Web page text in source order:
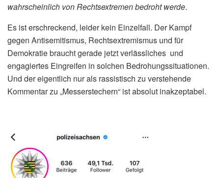
wahrscheinlich von Rechtsextremen bedroht werde.
Es ist erschreckend, leider kein Einzelfall. Der Kampf
gegen Antisemitismus, Rechtsextremismus und für
Demokratie braucht gerade jetzt verlässliches und
engagiertes Eingreifen in solchen Bedrohungssituationen.
Und der eigentlich nur als rassistisch zu verstehende
Kommentar zu „Messerstechern“ ist absolut inakzeptabel.